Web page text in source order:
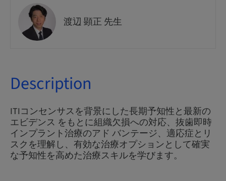
渡辺 顕正 先生
Description
ITIコンセンサスを背景にした長期予知性と最新の
エビデンス をもとに組織欠損への対応、抜歯即時
インプラント治療のアド バンテージ、適応症とリ
スクを理解し、有効な治療オプションとして確実
な予知性を高めた治療スキルを学びます。